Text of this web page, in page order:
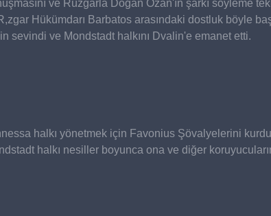
ve Rüzgârla Doğan Ozan'ın şarkı söyleme
Hükümdarı Barbatos arasındaki dostluk böyle
sevindi ve Mondstadt halkını Dvalin'e emanet etti.
halkı yönetmek için Favonius Şövalyelerini
halkı nesiller boyunca ona ve diğer